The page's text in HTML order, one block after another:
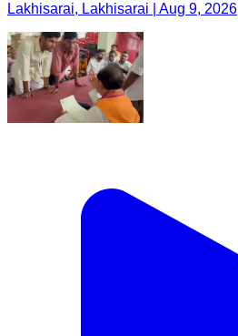
Lakhisarai, Lakhisarai | Aug 9, 2026